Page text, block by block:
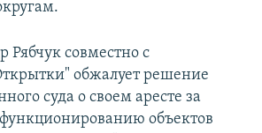
Рябчук совместно с
обжалует решение
суда о своем аресте за
объектов